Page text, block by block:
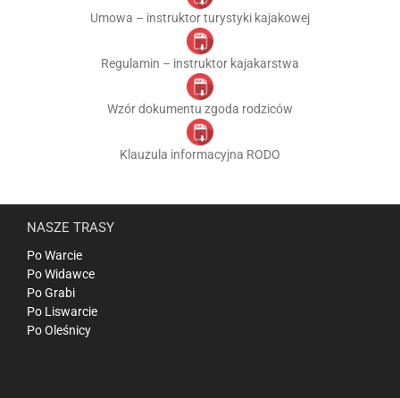
Umowa – instruktor turystyki kajakowej
Regulamin – instruktor kajakarstwa
Wzór dokumentu zgoda rodziców
Klauzula informacyjna RODO
NASZE TRASY
Po Warcie
Po Widawce
Po Grabi
Po Liswarcie
Po Oleśnicy